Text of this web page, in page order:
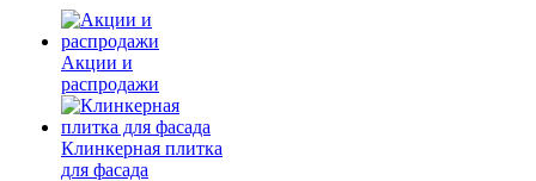
Акции и
распродажи
Клинкерная плитка
для фасада